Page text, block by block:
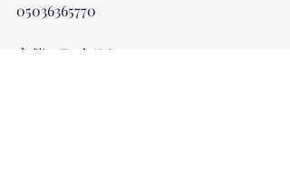
05036365770
主催　Feel & Sense